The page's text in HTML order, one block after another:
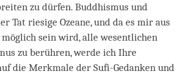
zu dürfen. Buddhismus und
Tat riesige Ozeane, und da es mir aus
sein wird, alle wesentlichen
zu berühren, werde ich Ihre
die Merkmale der Sufi-Gedanken und